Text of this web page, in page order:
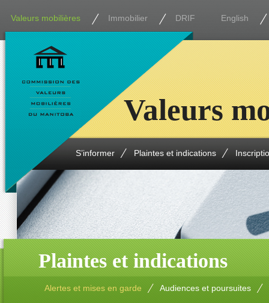
Valeurs mobilières Immobilier DRIF English
S’informer Plaintes et indications
Valeurs
Plaintes et indications
Alertes et mises en garde Audiences et poursuites